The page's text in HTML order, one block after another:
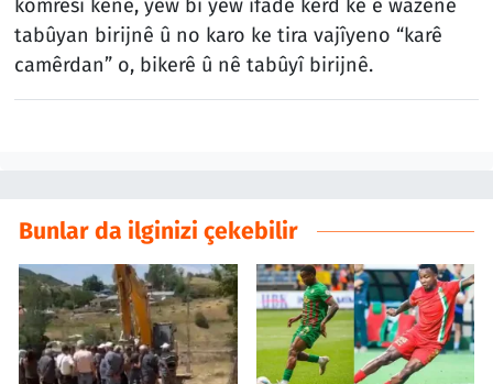
komresî kenê, yew bi yew îfade kerd ke ê wazenê
tabûyan birijnê û no karo ke tira vajîyeno “karê
camêrdan” o, bikerê û nê tabûyî birijnê.
Bunlar da ilginizi çekebilir